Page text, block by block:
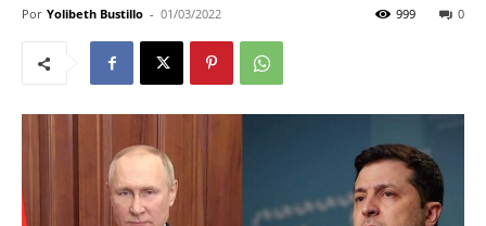
Por Yolibeth Bustillo - 01/03/2022 0
999